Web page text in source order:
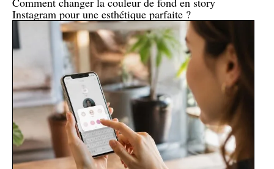
Instagram pour une esthétique parfaite ?